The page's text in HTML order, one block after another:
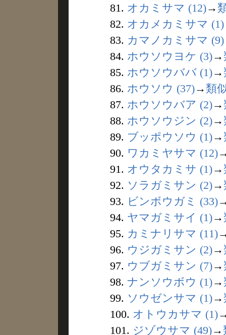
81. オカミサマ (12)→
82. オカメカミサマ (1)
83. カマノカミサマ (9)
84. ホウソウヨケ (3)→
85. ホウソウババ (1)→
86. ホウソウ (37)→ 類
87. ホウソウバア (2)→
88. ホウソウジン (2)→
89. ブッポウソウ (1)→
90. ワカミヤサマ (12)
91. オウタカミサ (1)→
92. ソラガミサン (2)→
93. ビンボウガミ (33)
94. ヤマガミサイ (1)→
95. カミナリサマ (11)
96. ウジガミサン (2)→
97. ウブガミサン (7)→
98. ナンソウボウ (1)→
99. ソウゼンサマ (1)→
100. オトウカサマ (1)
101. ジゾウサマ (49)→